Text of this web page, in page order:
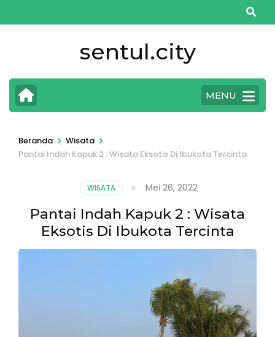
ke
Enter)
sentul.city
MENU
Beranda > Wisata >
Pantai Indah Kapuk 2 : Wisata Eksotis Di Ibukota Tercinta
WISATA Mei 26, 2022
Pantai Indah Kapuk 2 : Wisata
Eksotis Di Ibukota Tercinta